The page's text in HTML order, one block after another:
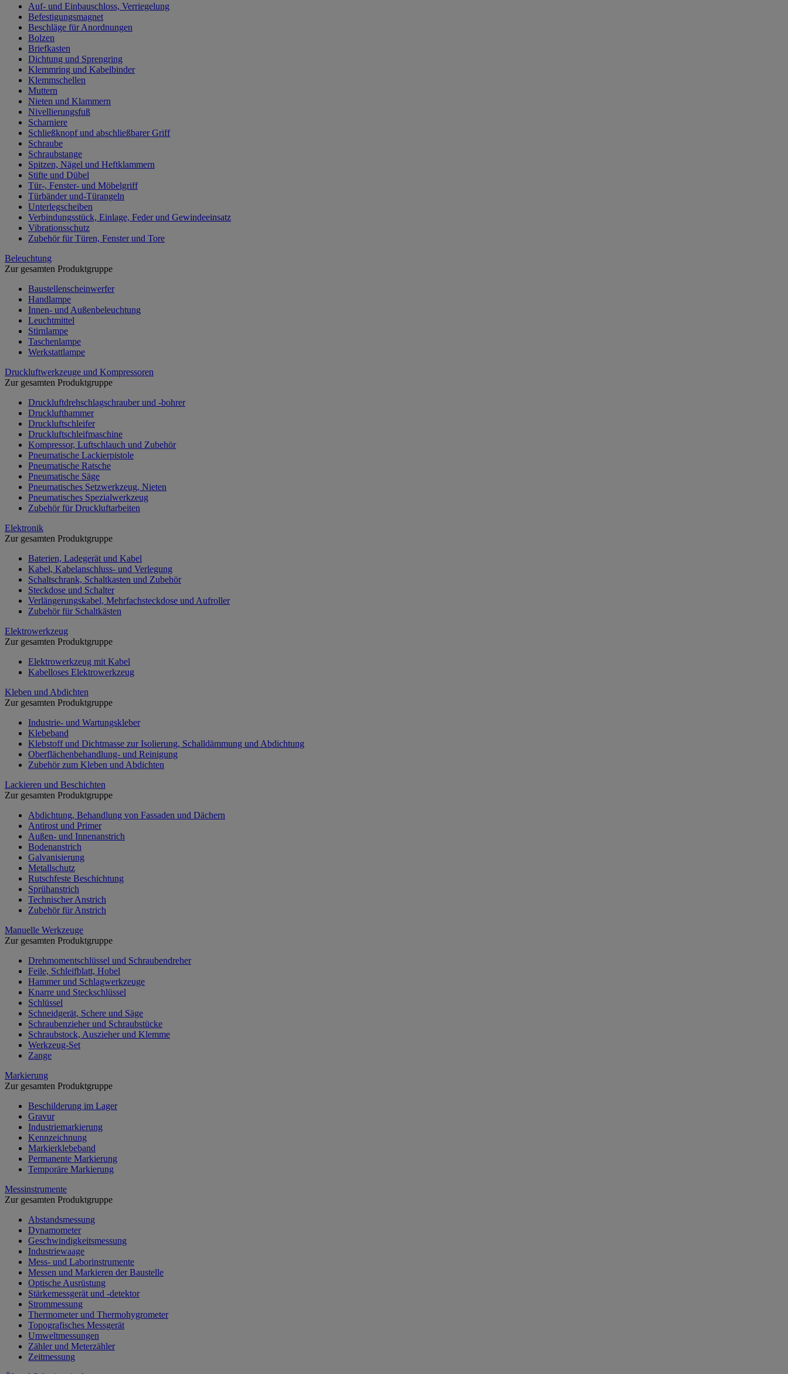
Auf- und Einbauschloss, Verriegelung
Befestigungsmagnet
Beschläge für Anordnungen
Bolzen
Briefkasten
Dichtung und Sprengring
Klemmring und Kabelbinder
Klemmschellen
Muttern
Nieten und Klammern
Nivellierungsfuß
Scharniere
Schließknopf und abschließbarer Griff
Schraube
Schraubstange
Spitzen, Nägel und Heftklammern
Stifte und Dübel
Tür-, Fenster- und Möbelgriff
Türbänder und-Türangeln
Unterlegscheiben
Verbindungsstück, Einlage, Feder und Gewindeeinsatz
Vibrationsschutz
Zubehör für Türen, Fenster und Tore
Beleuchtung
Zur gesamten Produktgruppe
Baustellenscheinwerfer
Handlampe
Innen- und Außenbeleuchtung
Leuchtmittel
Stirnlampe
Taschenlampe
Werkstattlampe
Druckluftwerkzeuge und Kompressoren
Zur gesamten Produktgruppe
Druckluftdrehschlagschrauber und -bohrer
Drucklufthammer
Druckluftschleifer
Druckluftschleifmaschine
Kompressor, Luftschlauch und Zubehör
Pneumatische Lackierpistole
Pneumatische Ratsche
Pneumatische Säge
Pneumatisches Setzwerkzeug, Nieten
Pneumatisches Spezialwerkzeug
Zubehör für Druckluftarbeiten
Elektronik
Zur gesamten Produktgruppe
Baterien, Ladegerät und Kabel
Kabel, Kabelanschluss- und Verlegung
Schaltschrank, Schaltkasten und Zubehör
Steckdose und Schalter
Verlängerungskabel, Mehrfachsteckdose und Aufroller
Zubehör für Schaltkästen
Elektrowerkzeug
Zur gesamten Produktgruppe
Elektrowerkzeug mit Kabel
Kabelloses Elektrowerkzeug
Kleben und Abdichten
Zur gesamten Produktgruppe
Industrie- und Wartungskleber
Klebeband
Klebstoff und Dichtmasse zur Isolierung, Schalldämmung und Abdichtung
Oberflächenbehandlung- und Reinigung
Zubehör zum Kleben und Abdichten
Lackieren und Beschichten
Zur gesamten Produktgruppe
Abdichtung, Behandlung von Fassaden und Dächern
Antirost und Primer
Außen- und Innenanstrich
Bodenanstrich
Galvanisierung
Metallschutz
Rutschfeste Beschichtung
Sprühanstrich
Technischer Anstrich
Zubehör für Anstrich
Manuelle Werkzeuge
Zur gesamten Produktgruppe
Drehmomentschlüssel und Schraubendreher
Feile, Schleifblatt, Hobel
Hammer und Schlagwerkzeuge
Knarre und Steckschlüssel
Schlüssel
Schneidgerät, Schere und Säge
Schraubenzieher und Schraubstücke
Schraubstock, Auszieher und Klemme
Werkzeug-Set
Zange
Markierung
Zur gesamten Produktgruppe
Beschilderung im Lager
Gravur
Industriemarkierung
Kennzeichnung
Markierklebeband
Permanente Markierung
Temporäre Markierung
Messinstrumente
Zur gesamten Produktgruppe
Abstandsmessung
Dynamometer
Geschwindigkeitsmessung
Industriewaage
Mess- und Laborinstrumente
Messen und Markieren der Baustelle
Optische Ausrüstung
Stärkemessgerät und -detektor
Strommessung
Thermometer und Thermohygrometer
Topografisches Messgerät
Umweltmessungen
Zähler und Meterzähler
Zeitmessung